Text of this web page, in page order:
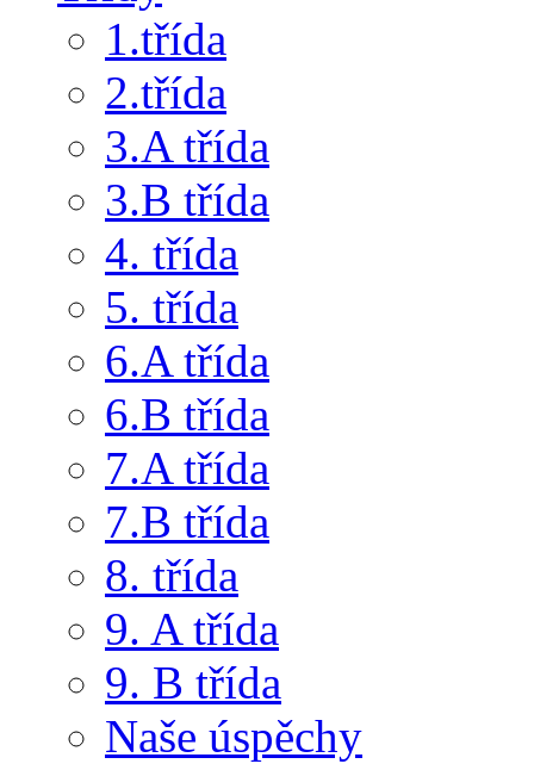
1.třída
2.třída
3.A třída
3.B třída
4. třída
5. třída
6.A třída
6.B třída
7.A třída
7.B třída
8. třída
9. A třída
9. B třída
Naše úspěchy